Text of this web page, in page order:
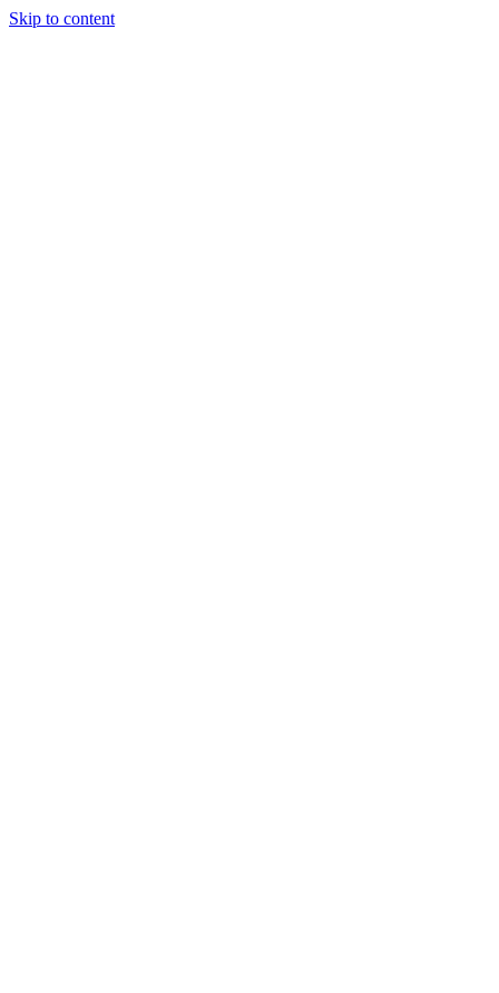
Skip to content